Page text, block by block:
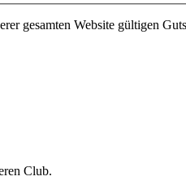
gesamten Website gültigen
Club.